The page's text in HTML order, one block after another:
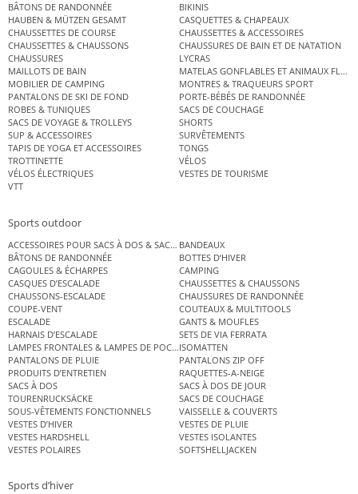
BÂTONS DE RANDONNÉE
BIKINIS
HAUBEN & MÜTZEN GESAMT
CASQUETTES & CHAPEAUX
CHAUSSETTES DE COURSE
CHAUSSETTES & ACCESSOIRES
CHAUSSETTES & CHAUSSONS
CHAUSSURES DE BAIN ET DE NATATION
CHAUSSURES
LYCRAS
MAILLOTS DE BAIN
MATELAS GONFLABLES ET ANIMAUX
MOBILIER DE CAMPING
MONTRES & TRAQUEURS SPORT
PANTALONS DE SKI DE FOND
PORTE-BÉBÉS DE RANDONNÉE
ROBES & TUNIQUES
SACS DE COUCHAGE
SACS DE VOYAGE & TROLLEYS
SHORTS
SUP & ACCESSOIRES
SURVÊTEMENTS
TAPIS DE YOGA ET ACCESSOIRES
TONGS
TROTTINETTE
VÉLOS
VÉLOS ÉLECTRIQUES
VESTES DE TOURISME
VTT
Sports outdoor
ACCESSOIRES POUR SACS À DOS & SACS ÉTANCHES
BANDEAUX
BÂTONS DE RANDONNÉE
BOTTES D’HIVER
CAGOULES & ÉCHARPES
CAMPING
CASQUES D’ESCALADE
CHAUSSETTES & CHAUSSONS
CHAUSSONS-ESCALADE
CHAUSSURES DE RANDONNÉE
COUPE-VENT
COUTEAUX & MULTITOOLS
ESCALADE
GANTS & MOUFLES
HARNAIS D’ESCALADE
SETS DE VIA FERRATA
LAMPES FRONTALES & LAMPES DE POCHEISOMATTEN
PANTALONS DE PLUIE
PANTALONS ZIP OFF
PRODUITS D’ENTRETIEN
RAQUETTES-A-NEIGE
SACS À DOS
SACS À DOS DE JOUR
TOURENRUCKSÄCKE
SACS DE COUCHAGE
SOUS-VÊTEMENTS FONCTIONNELS
VAISSELLE & COUVERTS
VESTES D’HIVER
VESTES DE PLUIE
VESTES HARDSHELL
VESTES ISOLANTES
VESTES POLAIRES
SOFTSHELLJACKEN
Sports d’hiver